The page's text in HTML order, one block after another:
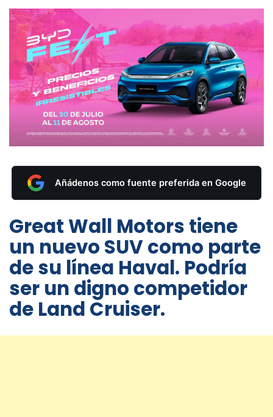
Añádenos como fuente preferida en Google
Great Wall Motors tiene
un nuevo SUV como parte
de su línea Haval. Podría
ser un digno competidor
de Land Cruiser.